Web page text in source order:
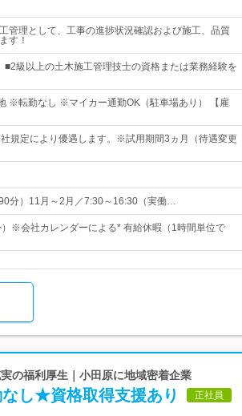
管理として、工事の進捗状況確認および施工、品質
す！
■2級以上の土木施工管理技士の資格または業務経験を
※転勤なし ※マイカー通勤OK（駐車場あり） 【雇
規定により優遇します。※試用期間3ヵ月（待遇変更
分）11月～2月／7:30～16:30（実働…
※会社カレンダーによる* 有給休暇（1時間単位で
の福利厚生｜小田原に地域密着企業
し★資格取得支援あり 正社員